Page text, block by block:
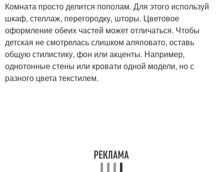
Комната просто делится пополам. Для этого используй
шкаф, стеллаж, перегородку, шторы. Цветовое
оформление обеих частей может отличаться. Чтобы
детская не смотрелась слишком аляповато, оставь
общую стилистику, фон или акценты. Например,
однотонные стены или кровати одной модели, но с
разного цвета текстилем.